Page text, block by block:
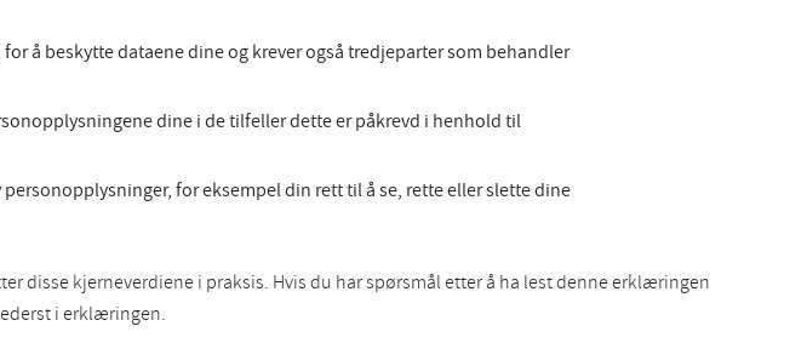
å beskytte dataene dine og krever også tredjeparter som behandler
dine i de tilfeller dette er påkrevd i henhold til
for eksempel din rett til å se, rette eller slette dine
disse kjerneverdiene i praksis. Hvis du har spørsmål etter å ha lest denne erklæringen
i erklæringen.